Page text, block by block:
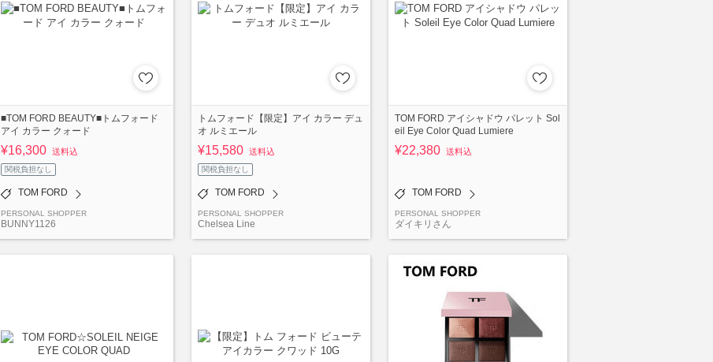
■TOM FORD BEAUTY■トムフォード
アイ カラー クォード
¥16,300 送料込
関税負担なし
TOM FORD
PERSONAL SHOPPER
BUNNY1126
トムフォード【限定】アイ カラー デュ
オ ルミエール
¥15,580 送料込
関税負担なし
TOM FORD
PERSONAL SHOPPER
Chelsea Line
TOM FORD アイシャドウ パレット Sol
eil Eye Color Quad Lumiere
¥22,380 送料込
TOM FORD
PERSONAL SHOPPER
ダイキリさん